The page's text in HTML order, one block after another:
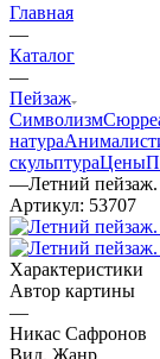
Главная
—
Каталог
—
Пейзаж
Символизм
натура
скульптураЦены
—Летний
Артикул: 53707
Характеристики
Автор картины
—
Никас Сафронов
Вид, Жанр